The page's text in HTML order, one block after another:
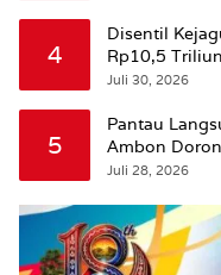
4
Disentil
Rp10,5
Beri Penjelasan
Juli 30, 2026
5
Pantau
Ambon
Leitimur
Juli 28, 2026